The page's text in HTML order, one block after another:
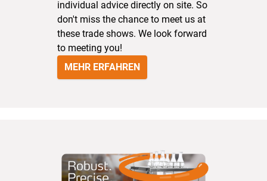
individual advice directly on site. So
don't miss the chance to meet us at
these trade shows. We look forward
to meeting you!
MEHR ERFAHREN